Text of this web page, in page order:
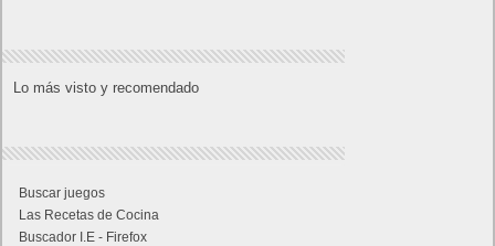
Lo más visto y recomendado
Buscar juegos
Las Recetas de Cocina
Buscador I.E - Firefox